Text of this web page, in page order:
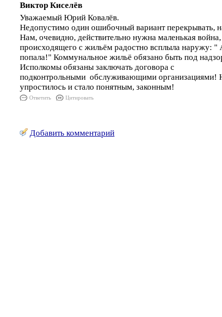
Виктор Киселёв
Уважаемый Юрий Ковалёв.
Недопустимо один ошибочный вариант перекрывать,
Нам, очевидно, действительно нужна маленькая
происходящего с жильём радостно всплыла наружу:
попала!" Коммунальное жильё обязано быть под
Исполкомы обязаны заключать договора с
подконтрольными обслуживающими организациями!
упростилось и стало понятным, законным!
Ответить Цитировать
Добавить комментарий